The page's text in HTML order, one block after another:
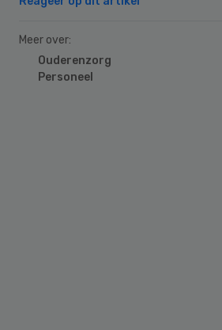
Meer over:
Ouderenzorg
Personeel